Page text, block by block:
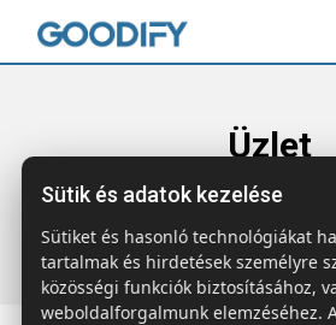
Üzlet
Főoldal Termékek Technológia &
1-ben C típusú
Sütik és adatok kezelése
Sütiket és hasonló technológiákat
tartalmak és hirdetések személyre
közösségi funkciók biztosításához,
weboldalforgalmunk elemzéséhez.